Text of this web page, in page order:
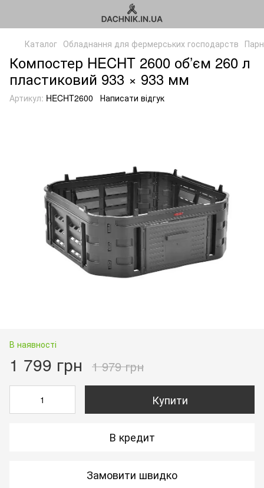
Каталог Обладнання для фермерських господарств
Компостер HECHT 2600 об’єм 260 л
пластиковий 933 × 933 мм
Артикул: HECHT2600 Написати відгук
В наявності
1 799 грн 1 979 грн
Купити
В кредит
Замовити швидко